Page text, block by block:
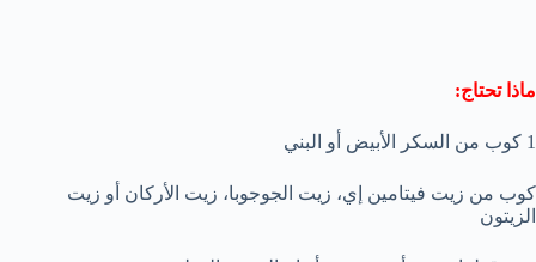
ماذا تحتاج:
1 كوب من السكر الأبيض أو البني
كوب من زيت فيتامين إي، زيت الجوجوبا، زيت الأركان أو زيت
الزيتون